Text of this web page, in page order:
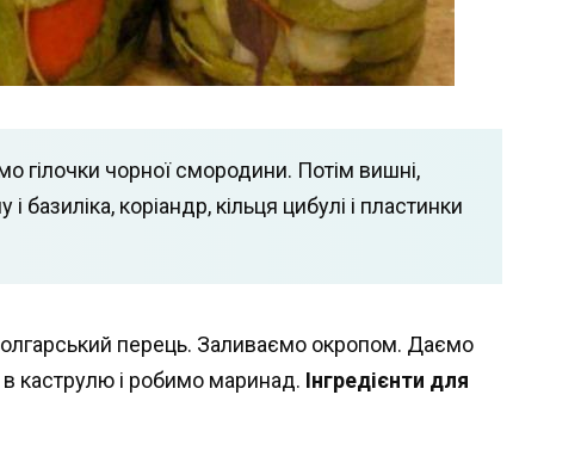
гілочки чорної смородини. Потім вишні,
базиліка, коріандр, кільця цибулі і пластинки
перець. Заливаємо окропом. Даємо
каструлю і робимо маринад. Інгредієнти для